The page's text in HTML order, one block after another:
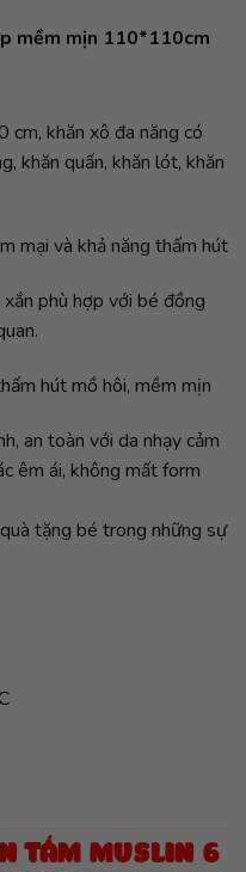
mềm mịn 110*110cm
khăn xô đa năng có
khăn quấn, khăn lót, khăn
mại và khả năng thấm hút
phù hợp với bé đồng
hút mồ hôi, mềm mịn
an toàn với da nhạy cảm
êm ái, không mất form
tặng bé trong những sự
TẮM MUSLIN 6